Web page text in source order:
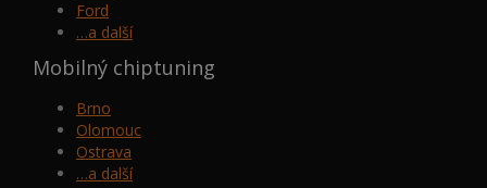
Ford
…a další
Mobilný chiptuning
Brno
Olomouc
Ostrava
…a další